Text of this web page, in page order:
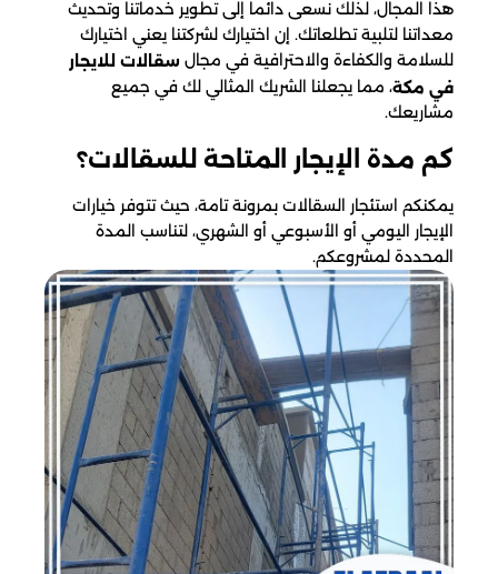
هذا المجال، لذلك نسعى دائماً إلى تطوير خدماتنا وتحديث
معداتنا لتلبية تطلعاتك. إن اختيارك لشركتنا يعني اختيارك
للسلامة والكفاءة والاحترافية في مجال سقالات للايجار
في مكة، مما يجعلنا الشريك المثالي لك في جميع
مشاريعك.
كم مدة الإيجار المتاحة للسقالات؟
يمكنكم استئجار السقالات بمرونة تامة، حيث تتوفر خيارات
الإيجار اليومي أو الأسبوعي أو الشهري، لتناسب المدة
المحددة لمشروعكم.